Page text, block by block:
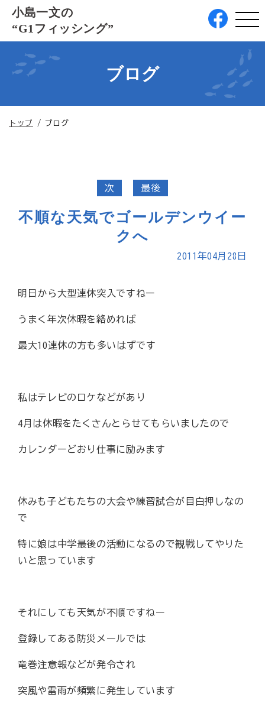
このページの本文へ
小島一文の
“G1フィッシング”
ブログ
現
トップ / ブログ
次 最後
不順な天気でゴールデンウイー
クへ
2011年04月28日
明日から大型連休突入ですねー
うまく年次休暇を絡めれば
最大10連休の方も多いはずです
私はテレビのロケなどがあり
4月は休暇をたくさんとらせてもらいましたので
カレンダーどおり仕事に励みます
休みも子どもたちの大会や練習試合が目白押しなの
で
特に娘は中学最後の活動になるので観戦してやりた
いと思っています
それにしても天気が不順ですねー
登録してある防災メールでは
竜巻注意報などが発令され
突風や雷雨が頻繁に発生しています